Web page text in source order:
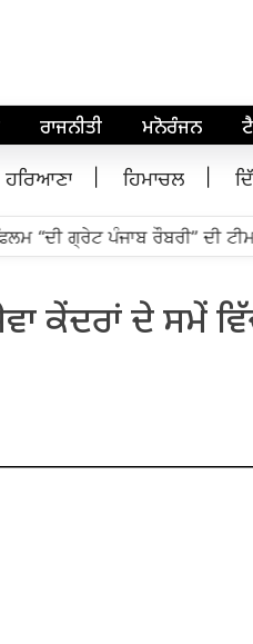
ਰਾਜਨੀਤੀ ਮਨੋਰੰਜਨ
ਹਰਿਆਣਾ ਹਿਮਾਚਲ
ਗ੍ਰੇਟ ਪੰਜਾਬ ਰੌਬਰੀ” ਦੀ
ਕੇਂਦਰਾਂ ਦੇ ਸਮੇਂ